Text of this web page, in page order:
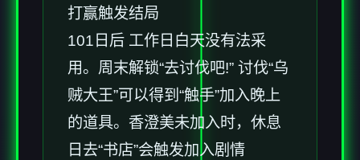
打赢触发结局
101日后 工作日白天没有法采
用。周末解锁“去讨伐吧!” 讨伐“乌
贼大王”可以得到“触手”加入晚上
的道具。香澄美未加入时，休息
日去“书店”会触发加入剧情